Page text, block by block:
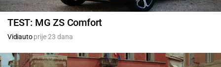
TEST: MG ZS Comfort
Vidiautoprije 23 dana